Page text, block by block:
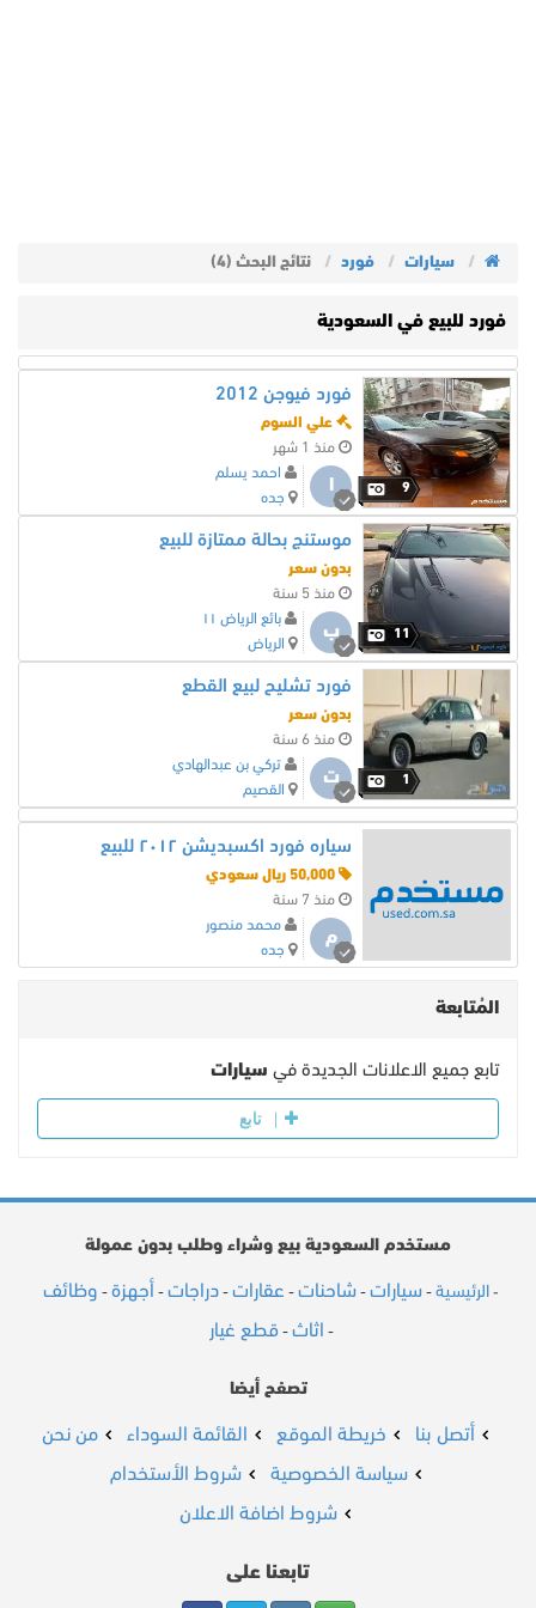
سيارات فورد نتائج البحث (4)
فورد للبيع في السعودية
9
فورد فيوجن 2012
علي السوم
منذ 1 شهر
احمد يسلم
جده
11
موستنج بحالة ممتازة للبيع
بدون سعر
منذ 5 سنة
ب
بائع الرياض ١١
الرياض
1
فورد تشليح لبيع القطع
بدون سعر
منذ 6 سنة
ت
تركي بن عبدالهادي
القصيم
سياره فورد اكسبديشن ٢٠١٢ للبيع
منذ 7 سنة
م
محمد منصور
جده
المُتابعة
تابع جميع الاعلانات الجديدة في سيارات
تابع
مستخدم السعودية بيع وشراء وطلب بدون عمولة
- الرئيسية - سيارات - شاحنات - عقارات - دراجات - أجهزة - وظائف
- اثاث -قطع غيار
تصفح أيضا
أتصل بنا خريطة الموقع القائمة السوداء
من نحن
سياسة الخصوصية
شروط الأستخدام
شروط اضافة الاعلان
تابعنا على